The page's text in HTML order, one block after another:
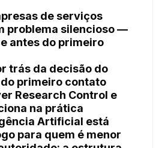
de serviços
problema silencioso —
antes do primeiro
trás da decisão do
primeiro contato
Research Control e
na prática
Artificial está
para quem é menor